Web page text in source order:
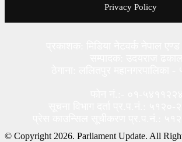
Privacy Policy
© Copyright 2026. Parliament Update. All